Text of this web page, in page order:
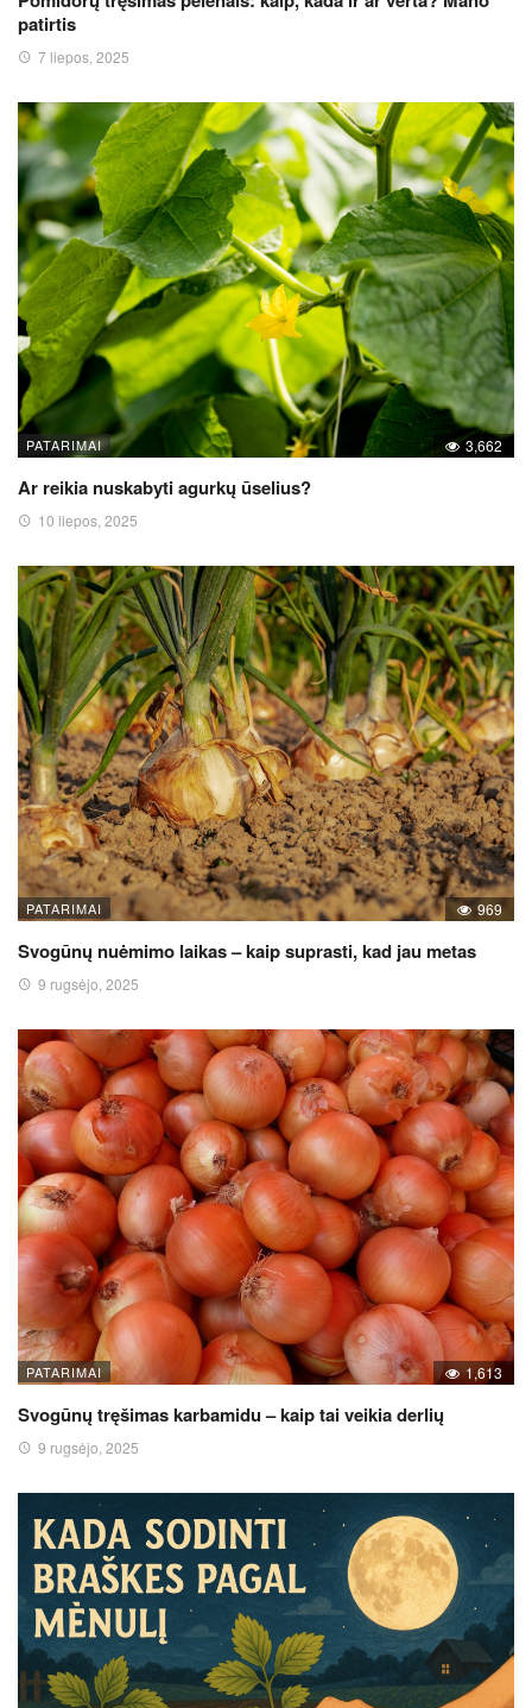
patirtis
7 liepos, 2025
PATARIMAI 3,662
Ar reikia nuskabyti agurkų ūselius?
10 liepos, 2025
PATARIMAI 969
Svogūnų nuėmimo laikas – kaip suprasti, kad jau metas
9 rugsėjo, 2025
PATARIMAI 1,613
Svogūnų tręšimas karbamidu – kaip tai veikia derlių
9 rugsėjo, 2025